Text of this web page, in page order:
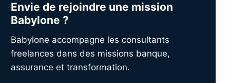
Envie de rejoindre une mission
Babylone ?
Babylone accompagne les consultants
freelances dans des missions banque,
assurance et transformation.